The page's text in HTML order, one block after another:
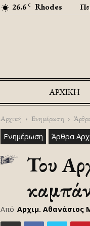
26.6 C Rhodes
ΑΡΧΙΚΉ
Αρχική Ενημέρωση
Ενημέρωση Άρθρα
Του
Από Αρχιμ. Αθανάσιος